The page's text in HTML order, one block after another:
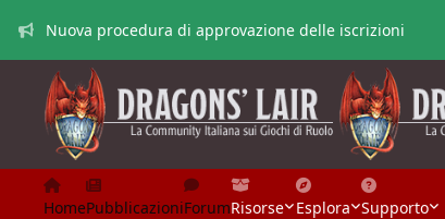
Nuova procedura di approvazione delle iscrizioni
HomePubblicazioniForumRisorse Esplora Supporto